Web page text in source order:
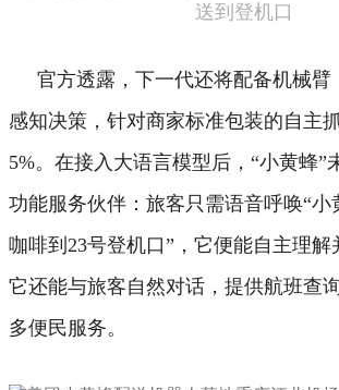
送到登机口
官方透露，下一代还将配备机械臂
感知决策，针对商家标准包装的自主
5%。 在接入大语言模型后，“小黄蜂”
功能服务伙伴：旅客只需语音呼唤“小
咖啡到23号登机口”，它便能自主理解
它还能与旅客自然对话，提供航班查
多便民服务。